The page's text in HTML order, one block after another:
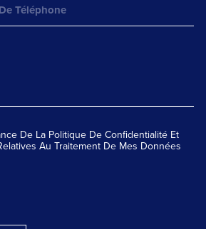
De La Politique De Confidentialité Et
Au Traitement De Mes Données